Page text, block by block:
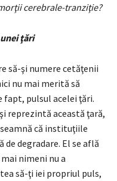
cerebrale-tranziţie?
ţări
să-şi numere cetăţenii
nu mai merită să
fapt, pulsul acelei ţări.
reprezintă această ţară,
că instituţiile
degradare. El se află
nimeni nu a
să-ţi iei propriul puls,